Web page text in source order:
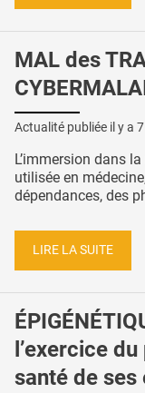
MAL des
Actualité publiée il y a
L’immersion dans
utilisée en
dépendances, des
LIRE LA SUITE
l’exercice
santé de ses